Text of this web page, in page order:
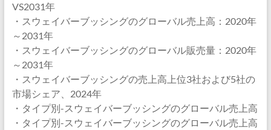
VS2031年
・スウェイバーブッシングのグローバル売上高：2020年
～2031年
・スウェイバーブッシングのグローバル販売量：2020年
～2031年
・スウェイバーブッシングの売上高上位3社および5社の
市場シェア、2024年
・タイプ別-スウェイバーブッシングのグローバル売上高
・タイプ別-スウェイバーブッシングのグローバル売上高